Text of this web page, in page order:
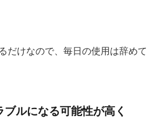
だけなので、毎日の使用は辞めて
ルになる可能性が高く